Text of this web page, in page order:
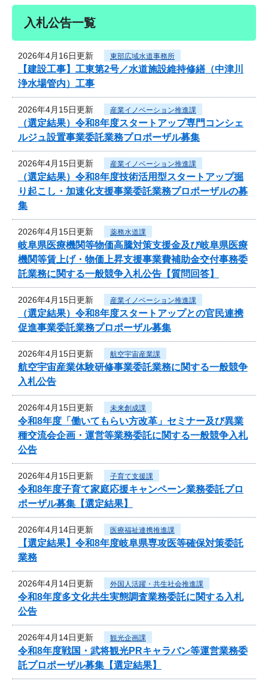
入札公告一覧
2026年4月16日更新 東部広域水道事務所
【建設工事】工東第2号／水道施設維持修繕（中津川
浄水場管内）工事
2026年4月15日更新 産業イノベーション推進課
（選定結果）令和8年度スタートアップ専門コンシェ
ルジュ設置事業委託業務プロポーザル募集
2026年4月15日更新 産業イノベーション推進課
（選定結果）令和8年度技術活用型スタートアップ掘
り起こし・加速化支援事業委託業務プロポーザルの募
集
2026年4月15日更新 薬務水道課
岐阜県医療機関等物価高騰対策支援金及び岐阜県医療
機関等賃上げ・物価上昇支援事業費補助金交付事務委
託業務に関する一般競争入札公告【質問回答】
2026年4月15日更新 産業イノベーション推進課
（選定結果）令和8年度スタートアップとの官民連携
促進事業委託業務プロポーザル募集
2026年4月15日更新 航空宇宙産業課
航空宇宙産業体験研修事業委託業務に関する一般競争
入札公告
2026年4月15日更新 未来創成課
令和8年度「働いてもらい方改革」セミナー及び異業
種交流会企画・運営等業務委託に関する一般競争入札
公告
2026年4月15日更新 子育て支援課
令和8年度子育て家庭応援キャンペーン業務委託プロ
ポーザル募集【選定結果】
2026年4月14日更新 医療福祉連携推進課
【選定結果】令和8年度岐阜県専攻医等確保対策委託
業務
2026年4月14日更新 外国人活躍・共生社会推進課
令和8年度多文化共生実態調査業務委託に関する入札
公告
2026年4月14日更新 観光企画課
令和8年度戦国・武将観光PRキャラバン等運営業務委
託プロポーザル募集【選定結果】